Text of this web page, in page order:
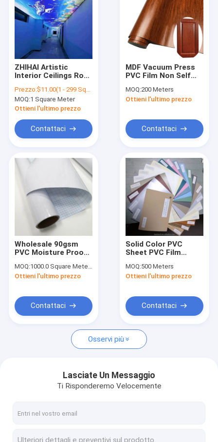
Chi siamo
Contattaci
Pellicola decorativa in PVC
Pellicola interna in PVC
alto film del PVC di lucentezza
Film della laminazione del PVC
Film di legno del PVC del grano
Carta da parati in PVC autoadesiva
ZHIHAI Artistic
Interior Ceilings Roof
Stretch Ceiling Film
Prezzo:$11.00(1 - 299 Square Meters) $10.00(300 - 599 Square Meters) $9.00(>=600 Square Meters)
MOQ:1 Square Meter
Ottieni l'ultimo prezzo
Contattaci
MDF Vacuum Press
PVC Film Non Self
Grain
MOQ:200 Meters
Ottieni l'ultimo prezzo
Contattaci
Wholesale 90gsm
PVC Moisture Proof
Adhesive Glossy Soft
Shielding Film Cold
MOQ:1000.0 Square Meters
Ottieni l'ultimo prezzo
Contattaci
Solid Color PVC
Sheet PVC Film
Self Adhesive
Aluminum Vacuum
Used
MOQ:500 Meters
Ottieni l'ultimo prezzo
Contattaci
Osservi più
Lasciate Un Messaggio
Ti Risponderemo Velocemente